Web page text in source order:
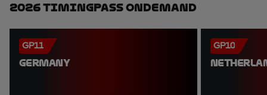
2026 TimingPass OnDemand
GP11
GERMANY
GP10